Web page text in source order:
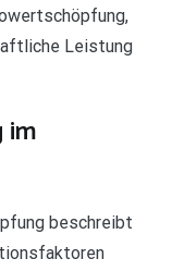
Leistung
im
beschreibt